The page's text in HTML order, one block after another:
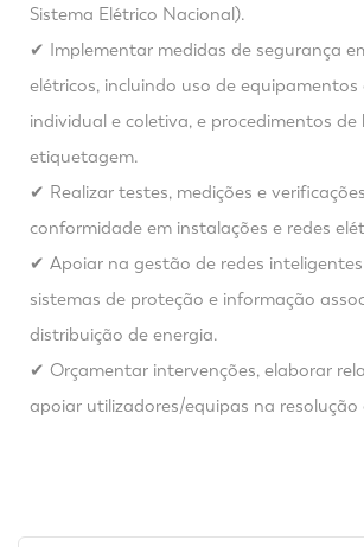
Sistema Elétrico Nacional).
✔ Implementar medidas de segurança
elétricos, incluindo uso de
individual e coletiva, e procedimentos de
etiquetagem.
✔ Realizar testes, medições e
conformidade em instalações e redes
✔ Apoiar na gestão de redes
sistemas de proteção e informação
distribuição de energia.
✔ Orçamentar intervenções, elaborar
apoiar utilizadores/equipas na resolução